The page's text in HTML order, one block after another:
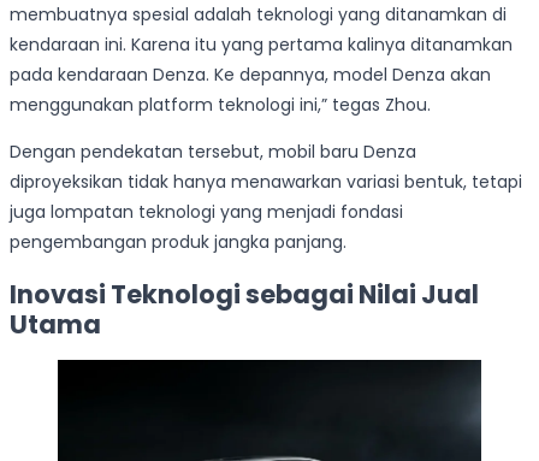
membuatnya spesial adalah teknologi yang ditanamkan di
kendaraan ini. Karena itu yang pertama kalinya ditanamkan
pada kendaraan Denza. Ke depannya, model Denza akan
menggunakan platform teknologi ini,” tegas Zhou.
Dengan pendekatan tersebut, mobil baru Denza
diproyeksikan tidak hanya menawarkan variasi bentuk, tetapi
juga lompatan teknologi yang menjadi fondasi
pengembangan produk jangka panjang.
Inovasi Teknologi sebagai Nilai Jual
Utama